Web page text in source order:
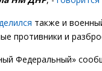
также и
противники и
Федеральный»